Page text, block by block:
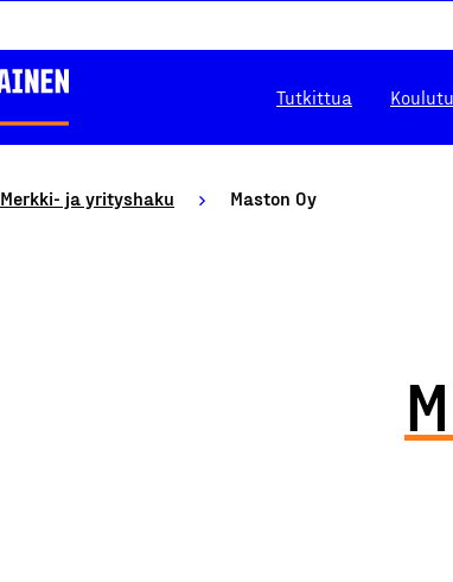
Tutkittua
Merkki- ja yrityshaku Maston Oy